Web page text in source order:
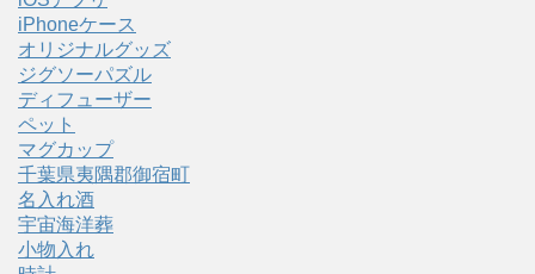
iPhoneケース
オリジナルグッズ
ジグソーパズル
ディフューザー
ペット
マグカップ
千葉県夷隅郡御宿町
名入れ酒
宇宙海洋葬
小物入れ